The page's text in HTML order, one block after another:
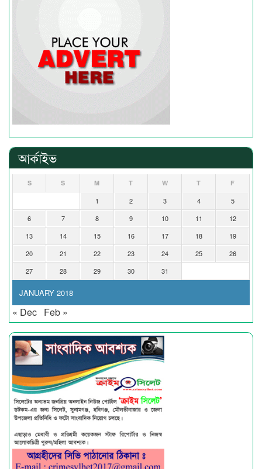
আর্কাইভ
JANUARY 2018
S S M T W T F
1 2 3 4
5
6
7 8 9 10 11
12
13
14 15 16 17 18
19
20
21 22 23 24 25
26
27
28 29 30 31
« Dec Feb »